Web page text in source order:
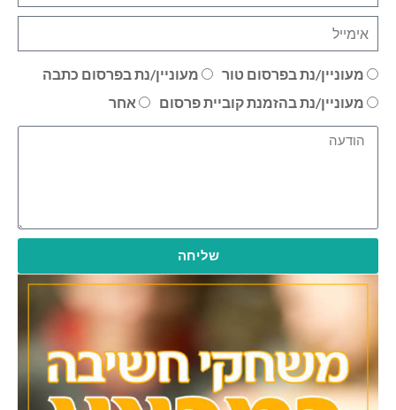
מעוניין/נת בפרסום טור
מעוניין/נת בפרסום כתבה
מעוניין/נת בהזמנת קוביית פרסום
אחר
שליחה